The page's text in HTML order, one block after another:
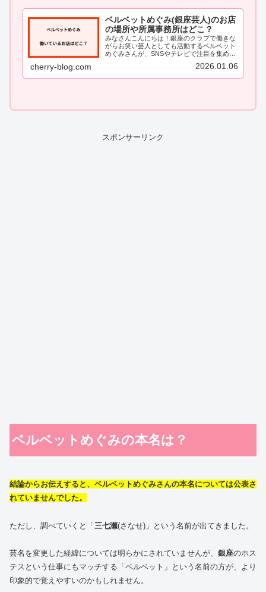
ベルベットめぐみ(銀座芸人)のお店
の場所や所属事務所はどこ？
みなさんこんにちは！銀座のクラブで働きな
がらお笑い芸人としても活動するベルベット
めぐみさんが、SNSやテレビで注目を集めて
います。そんなベルベットめぐみさんです
が、実際に働いているお店の場所や所属事務
所が気になっている方も多いのではないで
cherry-blog.com 2026.01.06
スポンサーリンク
ベルベットめぐみの本名は？
結論からお伝えすると、ベルベットめぐみさんの本名については公表さ
れていませんでした。
ただし、調べていくと「三七瀬(さなせ)」という名前が出てきました。
芸名を変更した経緯については明らかにされていませんが、 銀座のホス
テスという仕事にもマッチする「ベルベット」という名前の方が、より
印象的で覚えやすいのかもしれません。